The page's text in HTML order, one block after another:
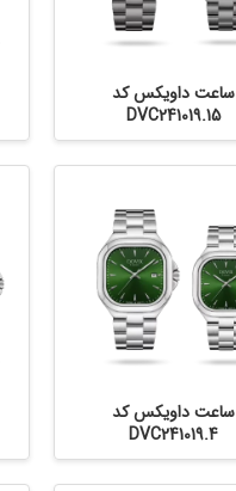
ساعت داویکس کد
DVC241019.15
ساعت داویکس کد
DVC241019.4